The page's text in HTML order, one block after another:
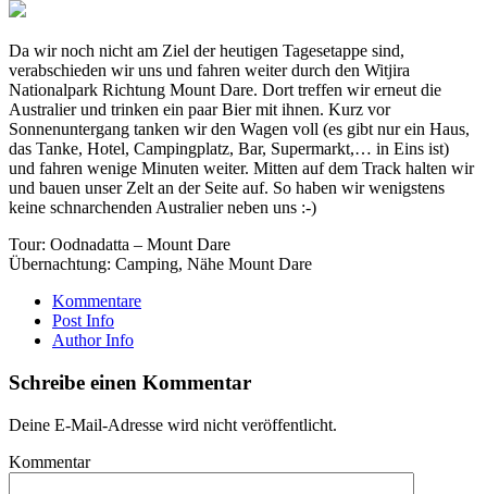
Da wir noch nicht am Ziel der heutigen Tagesetappe sind,
verabschieden wir uns und fahren weiter durch den Witjira
Nationalpark Richtung Mount Dare. Dort treffen wir erneut die
Australier und trinken ein paar Bier mit ihnen. Kurz vor
Sonnenuntergang tanken wir den Wagen voll (es gibt nur ein Haus,
das Tanke, Hotel, Campingplatz, Bar, Supermarkt,… in Eins ist)
und fahren wenige Minuten weiter. Mitten auf dem Track halten wir
und bauen unser Zelt an der Seite auf. So haben wir wenigstens
keine schnarchenden Australier neben uns :-)
Tour: Oodnadatta – Mount Dare
Übernachtung: Camping, Nähe Mount Dare
Kommentare
Post Info
Author Info
Schreibe einen Kommentar
Deine E-Mail-Adresse wird nicht veröffentlicht.
Kommentar